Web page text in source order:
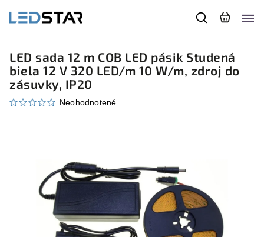
LED sada 12 m COB LED pásik Studená
biela 12 V 320 LED/m 10 W/m, zdroj do
zásuvky, IP20
Neohodnotené